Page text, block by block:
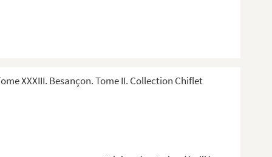
XXXIII. Besançon. Tome II. Collection Chiflet